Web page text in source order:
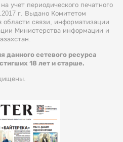
учет периодического печатного
г. Выдано Комитетом
области связи, информатизации
Министерства информации и
данного сетевого ресурса
18 лет и старше.